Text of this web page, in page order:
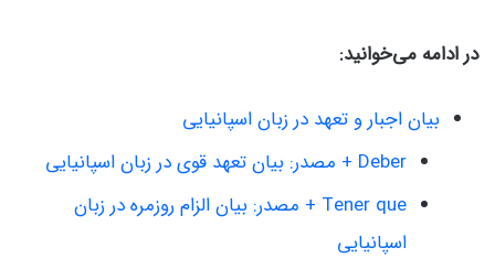
در ادامه می‌خوانید:
بیان اجبار و تعهد در زبان اسپانیایی
Deber + مصدر: بیان تعهد قوی در زبان اسپانیایی
Tener que + مصدر: بیان الزام روزمره در زبان
اسپانیایی